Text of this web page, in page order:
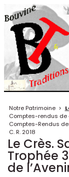
Notre Patrimoine >
Comptes-rendus de
Comptes-Rendus
C. R. 2018
Le Crès.
Trophée
de